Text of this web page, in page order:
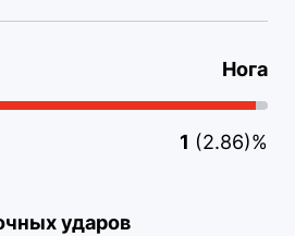
Нога
1 (2.86)%
ударов